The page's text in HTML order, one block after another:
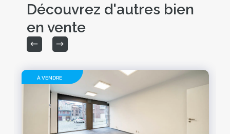
Découvrez d'autres bien
en vente
À VENDRE